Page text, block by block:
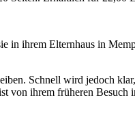
ihrem Elternhaus in
Schnell wird jedoch
von ihrem früheren